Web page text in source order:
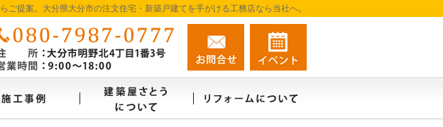
ご提案。大分県大分市の注文住宅・新築戸建てを手がける工務店なら当社へ。
080-7987-0777
営業時間9:00～18:00 定休日：不定休